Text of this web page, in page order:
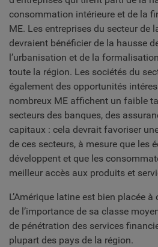
consommation intérieure et de la
ME. Les entreprises du secteur de
devraient bénéficier de la hausse
l’urbanisation et de la
toute la région. Les sociétés du
également des opportunités
nombreux ME affichent un faible
secteurs des banques, des
capitaux : cela devrait favoriser
de ces secteurs, à mesure que les
développent et que les
meilleur accès aux produits et
L’Amérique latine est bien placée
de l’importance de sa classe
de pénétration des services
plupart des pays de la région.